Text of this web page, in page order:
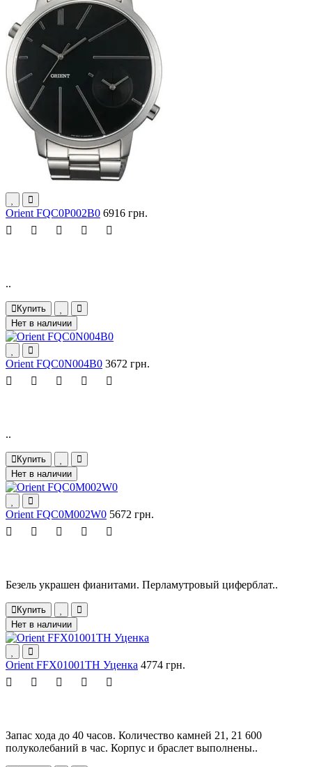
Orient FQC0P002B0 6916 грн.
..
Купить
Нет в наличии
Orient FQC0N004B0 3672 грн.
..
Купить
Нет в наличии
Orient FQC0M002W0 5672 грн.
Безель украшен фианитами. Перламутровый циферблат..
Купить
Нет в наличии
Orient FFX01001TH Уценка 4774 грн.
Запас хода до 40 часов. Количество камней 21, 21 600
полуколебаний в час. Корпус и браслет выполнены..